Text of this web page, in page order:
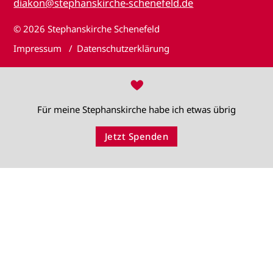
© 2026 Stephanskirche Schenefeld
Impressum
Datenschutzerklärung
♥
Für meine Stephanskirche habe ich etwas übrig
Jetzt Spenden